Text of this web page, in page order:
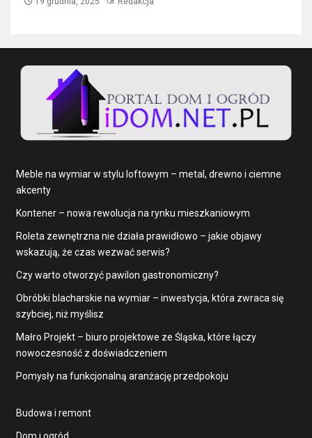
Meble na wymiar w stylu loftowym – metal, drewno i ciemne
akcenty
Kontener – nowa rewolucja na rynku mieszkaniowym
Roleta zewnętrzna nie działa prawidłowo – jakie objawy
wskazują, że czas wezwać serwis?
Czy warto otworzyć pawilon gastronomiczny?
Obróbki blacharskie na wymiar – inwestycja, która zwraca się
szybciej, niż myślisz
Małro Projekt – biuro projektowe ze Śląska, które łączy
nowoczesność z doświadczeniem
Pomysły na funkcjonalną aranżację przedpokoju
Budowa i remont